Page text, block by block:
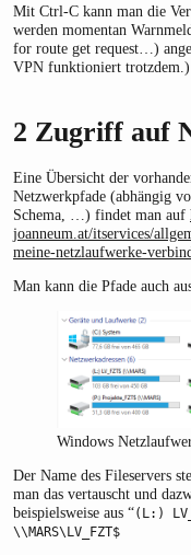
Mit Ctrl-C kann man die
werden momentan
for route get request…)
VPN funktioniert trotzdem.)
2 Zugriff auf
Eine Übersicht der
Netzwerkpfade (abhängig
Schema, …) findet man auf
joanneum.at/itservices/
meine-netzlaufwerke-
Man kann die Pfade auch
Windows
Der Name des Fileservers
man das vertauscht und
beispielsweise aus “(L:)
\\MARS\LV_FZT$